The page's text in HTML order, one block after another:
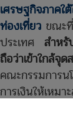
เศรษฐกิจภาคใ
ท่องเที่ยว ขณะ
ประเทศ สำหรั
ถือว่าเข้าใกล้
คณะกรรมการ
การเงินให้เหม